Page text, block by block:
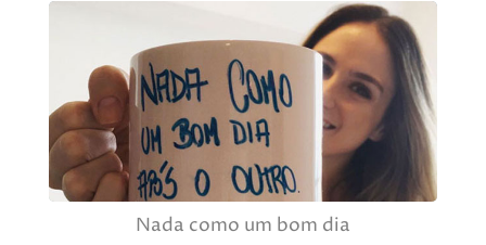
Nada como um bom dia